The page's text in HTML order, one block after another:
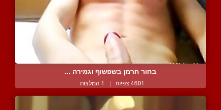
בחור חרמן בשפשוף וגמירה ...
4601 צפיות | 1 המלצות